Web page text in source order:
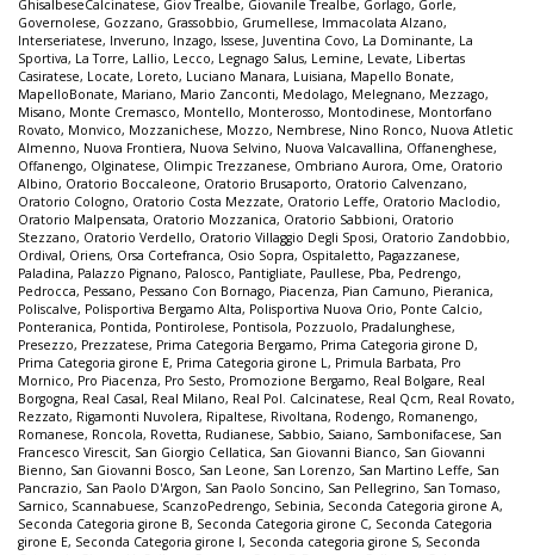
GhisalbeseCalcinatese, Giov Trealbe, Giovanile Trealbe, Gorlago, Gorle,
Governolese, Gozzano, Grassobbio, Grumellese, Immacolata Alzano,
Interseriatese, Inveruno, Inzago, Issese, Juventina Covo, La Dominante, La
Sportiva, La Torre, Lallio, Lecco, Legnago Salus, Lemine, Levate, Libertas
Casiratese, Locate, Loreto, Luciano Manara, Luisiana, Mapello Bonate,
MapelloBonate, Mariano, Mario Zanconti, Medolago, Melegnano, Mezzago,
Misano, Monte Cremasco, Montello, Monterosso, Montodinese, Montorfano
Rovato, Monvico, Mozzanichese, Mozzo, Nembrese, Nino Ronco, Nuova Atletic
Almenno, Nuova Frontiera, Nuova Selvino, Nuova Valcavallina, Offanenghese,
Offanengo, Olginatese, Olimpic Trezzanese, Ombriano Aurora, Ome, Oratorio
Albino, Oratorio Boccaleone, Oratorio Brusaporto, Oratorio Calvenzano,
Oratorio Cologno, Oratorio Costa Mezzate, Oratorio Leffe, Oratorio Maclodio,
Oratorio Malpensata, Oratorio Mozzanica, Oratorio Sabbioni, Oratorio
Stezzano, Oratorio Verdello, Oratorio Villaggio Degli Sposi, Oratorio Zandobbio,
Ordival, Oriens, Orsa Cortefranca, Osio Sopra, Ospitaletto, Pagazzanese,
Paladina, Palazzo Pignano, Palosco, Pantigliate, Paullese, Pba, Pedrengo,
Pedrocca, Pessano, Pessano Con Bornago, Piacenza, Pian Camuno, Pieranica,
Poliscalve, Polisportiva Bergamo Alta, Polisportiva Nuova Orio, Ponte Calcio,
Ponteranica, Pontida, Pontirolese, Pontisola, Pozzuolo, Pradalunghese,
Presezzo, Prezzatese, Prima Categoria Bergamo, Prima Categoria girone D,
Prima Categoria girone E, Prima Categoria girone L , Primula Barbata, Pro
Mornico, Pro Piacenza, Pro Sesto, Promozione Bergamo, Real Bolgare, Real
Borgogna, Real Casal, Real Milano, Real Pol. Calcinatese, Real Qcm, Real Rovato,
Rezzato, Rigamonti Nuvolera, Ripaltese, Rivoltana, Rodengo, Romanengo,
Romanese, Roncola, Rovetta, Rudianese, Sabbio, Saiano, Sambonifacese, San
Francesco Virescit, San Giorgio Cellatica, San Giovanni Bianco, San Giovanni
Bienno, San Giovanni Bosco, San Leone, San Lorenzo, San Martino Leffe, San
Pancrazio, San Paolo D'Argon, San Paolo Soncino, San Pellegrino, San Tomaso,
Sarnico, Scannabuese, ScanzoPedrengo, Sebinia, Seconda Categoria girone A,
Seconda Categoria girone B, Seconda Categoria girone C, Seconda Categoria
girone E, Seconda Categoria girone I, Seconda categoria girone S, Seconda